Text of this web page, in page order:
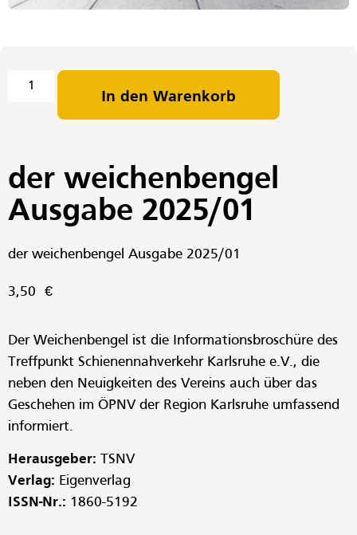
In den Warenkorb
der weichenbengel
Ausgabe 2025/01
der weichenbengel Ausgabe 2025/01
3,50 €
Der Weichenbengel ist die Informationsbroschüre des
Treffpunkt Schienennahverkehr Karlsruhe e.V., die
neben den Neuigkeiten des Vereins auch über das
Geschehen im ÖPNV der Region Karlsruhe umfassend
informiert.
Herausgeber:
TSNV
Verlag: Eigenverlag
ISSN-Nr.: 1860-5192